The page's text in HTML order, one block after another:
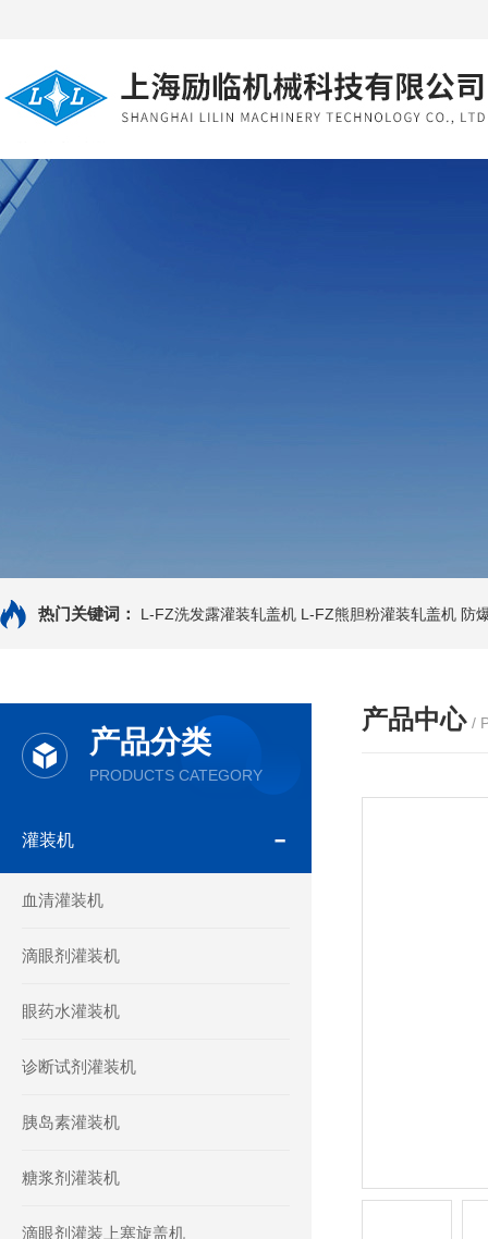
热门关键词： L-FZ洗发露灌装轧盖机 L-FZ熊胆粉灌装轧盖机 防
产品分类
PRODUCTS CATEGORY
灌装机
血清灌装机
滴眼剂灌装机
眼药水灌装机
诊断试剂灌装机
胰岛素灌装机
糖浆剂灌装机
滴眼剂灌装上塞旋盖机
产品中心 /